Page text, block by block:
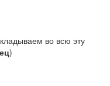
во всю эту
)